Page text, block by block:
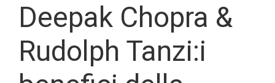
Deepak Chopra &
Rudolph Tanzi:i